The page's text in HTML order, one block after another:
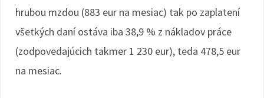
hrubou mzdou (883 eur na mesiac) tak po zaplatení
všetkých daní ostáva iba 38,9 % z nákladov práce
(zodpovedajúcich takmer 1 230 eur), teda 478,5 eur
na mesiac.